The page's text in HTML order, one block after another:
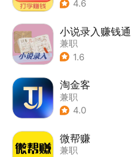
4.6
小说录入赚钱通
兼职
1.6
淘金客
兼职
4.0
微帮赚
兼职